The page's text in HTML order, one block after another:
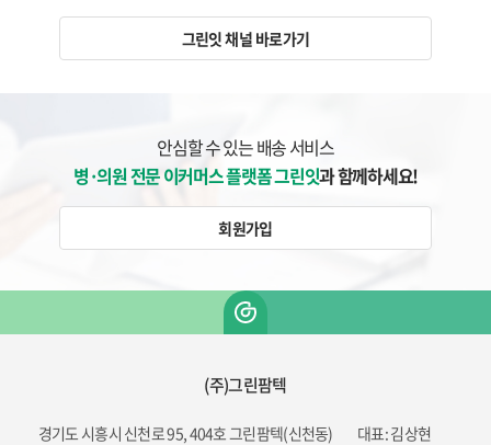
그린잇 채널 바로가기
안심할 수 있는 배송 서비스
병·의원 전문 이커머스 플랫폼 그린잇과 함께하세요!
회원가입
(주)그린팜텍
경기도 시흥시 신천로 95, 404호 그린팜텍(신천동) 대표: 김상현